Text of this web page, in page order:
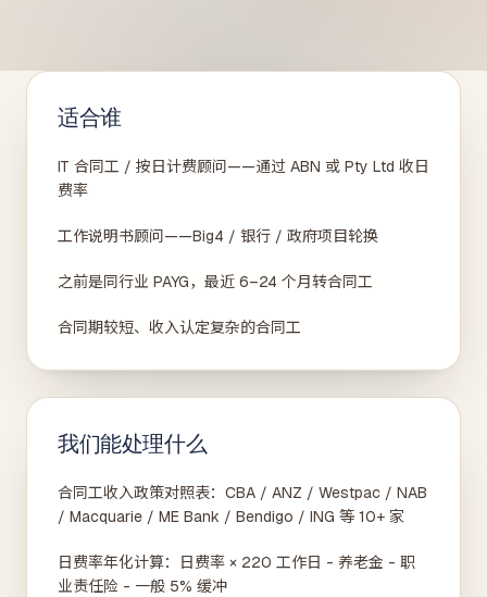
适合谁
IT 合同工 / 按日计费顾问——通过 ABN 或 Pty Ltd 收日
费率
工作说明书顾问——Big4 / 银行 / 政府项目轮换
之前是同行业 PAYG，最近 6–24 个月转合同工
合同期较短、收入认定复杂的合同工
我们能处理什么
合同工收入政策对照表：CBA / ANZ / Westpac / NAB
/ Macquarie / ME Bank / Bendigo / ING 等 10+ 家
日费率年化计算：日费率 × 220 工作日 - 养老金 - 职
业责任险 - 一般 5% 缓冲